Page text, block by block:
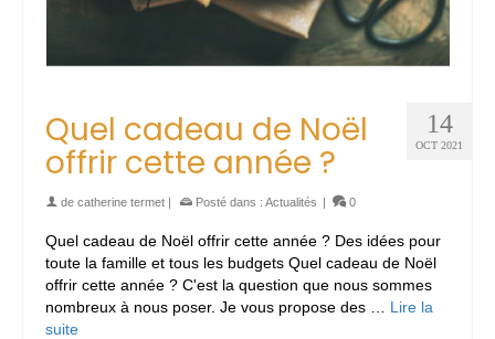
14
OCT 2021
Quel cadeau de Noël
offrir cette année ?
de catherine termet | Posté dans : Actualités | 0
Quel cadeau de Noël offrir cette année ? Des idées pour
toute la famille et tous les budgets Quel cadeau de Noël
offrir cette année ? C'est la question que nous sommes
nombreux à nous poser. Je vous propose des … Lire la
suite